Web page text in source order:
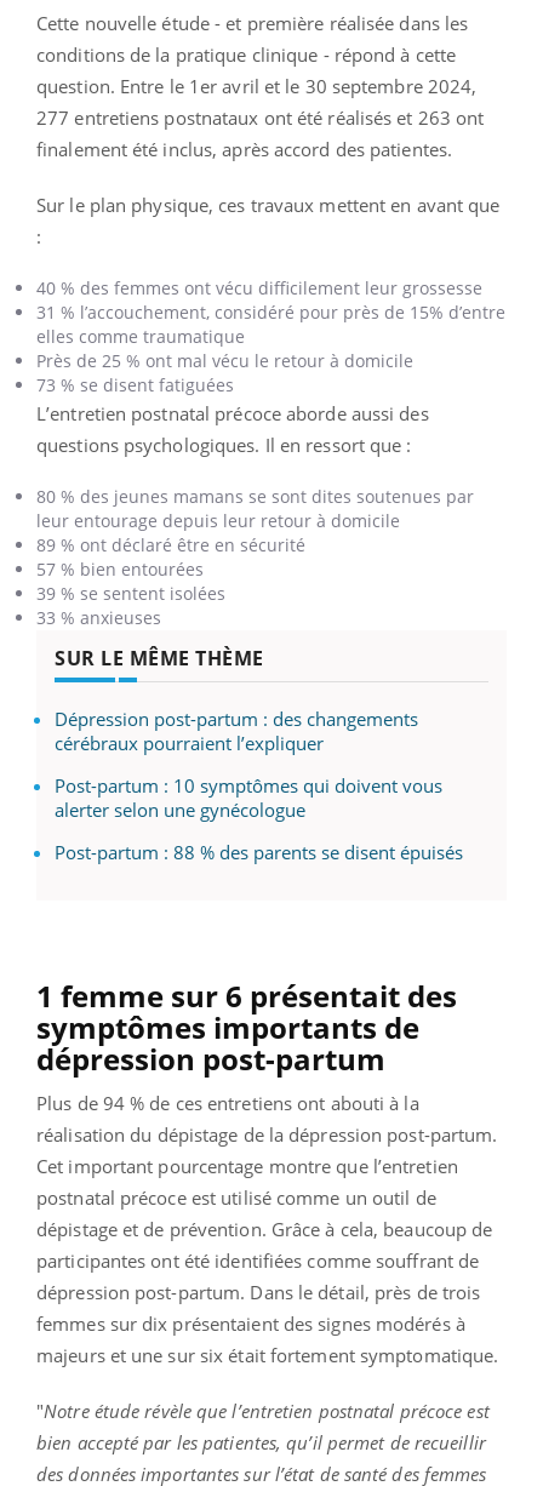
Cette nouvelle étude - et première réalisée dans les
conditions de la pratique clinique - répond à cette
question. Entre le 1er avril et le 30 septembre 2024,
277 entretiens postnataux ont été réalisés et 263 ont
finalement été inclus, après accord des patientes.
Sur le plan physique, ces travaux mettent en avant que
:
40 % des femmes ont vécu difficilement leur grossesse
31 % l’accouchement, considéré pour près de 15% d’entre
elles comme traumatique
Près de 25 % ont mal vécu le retour à domicile
73 % se disent fatiguées
L’entretien postnatal précoce aborde aussi des
questions psychologiques. Il en ressort que :
80 % des jeunes mamans se sont dites soutenues par
leur entourage depuis leur retour à domicile
89 % ont déclaré être en sécurité
57 % bien entourées
39 % se sentent isolées
33 % anxieuses
SUR LE MÊME THÈME
Dépression post-partum : des changements
cérébraux pourraient l’expliquer
Post-partum : 10 symptômes qui doivent vous
alerter selon une gynécologue
Post-partum : 88 % des parents se disent épuisés
1 femme sur 6 présentait des
symptômes importants de
dépression post-partum
Plus de 94 % de ces entretiens ont abouti à la
réalisation du dépistage de la dépression post-partum.
Cet important pourcentage montre que l’entretien
postnatal précoce est utilisé comme un outil de
dépistage et de prévention. Grâce à cela, beaucoup de
participantes ont été identifiées comme souffrant de
dépression post-partum. Dans le détail, près de trois
femmes sur dix présentaient des signes modérés à
majeurs et une sur six était fortement symptomatique.
"Notre étude révèle que l’entretien postnatal précoce est
bien accepté par les patientes, qu’il permet de recueillir
des données importantes sur l’état de santé des femmes